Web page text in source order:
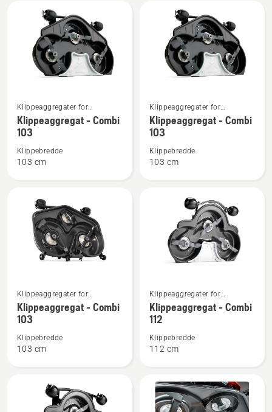
flere
detaljer
Klippeaggregat
Klippeaggregater for
frontklippere til bruk i
boligområder
Klippeaggregat - Combi
103
Klippebredde
103 cm
flere
detaljer
Klippeaggregat
Klippeaggregater for
frontklippere til bruk i
boligområder
Klippeaggregat - Combi
103
Klippebredde
103 cm
flere
detaljer
Klippeaggregat
Klippeaggregater for
frontklippere til bruk i
boligområder
Klippeaggregat - Combi
103
Klippebredde
103 cm
flere
detaljer
Klippeaggregat
112
Klippeaggregater for
frontklippere til bruk i
boligområder
Klippeaggregat - Combi
112
Klippebredde
112 cm